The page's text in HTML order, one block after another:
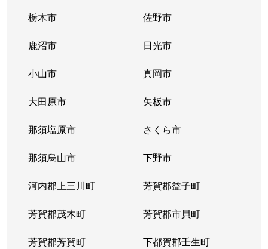
栃木市 佐野市
鹿沼市 日光市
小山市 真岡市
大田原市 矢板市
那須塩原市 さくら市
那須烏山市 下野市
河内郡上三川町 芳賀郡益子町
芳賀郡茂木町 芳賀郡市貝町
芳賀郡芳賀町 下都賀郡壬生町